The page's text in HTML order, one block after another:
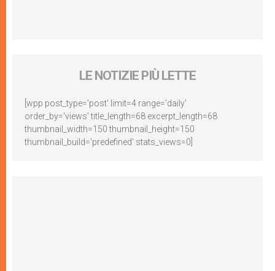
LE NOTIZIE PIÙ LETTE
[wpp post_type='post' limit=4 range='daily'
order_by='views' title_length=68 excerpt_length=68
thumbnail_width=150 thumbnail_height=150
thumbnail_build='predefined' stats_views=0]